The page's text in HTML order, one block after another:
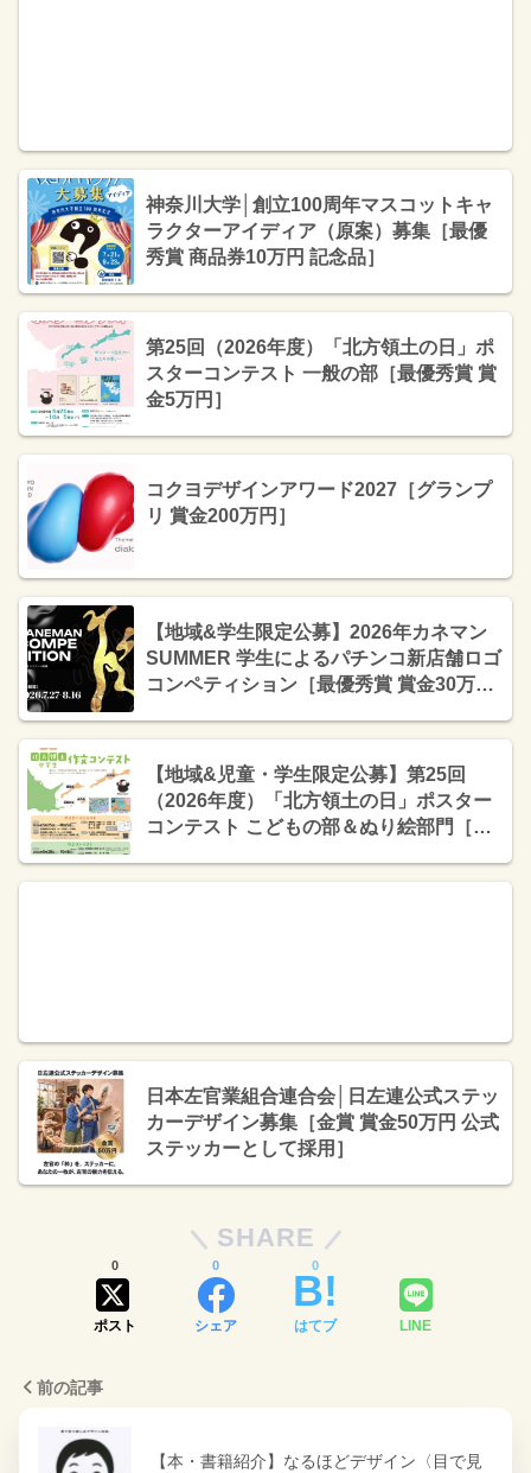
神奈川大学│創立100周年マスコットキャ
ラクターアイディア（原案）募集［最優
秀賞 商品券10万円 記念品］
第25回（2026年度）「北方領土の日」ポ
スターコンテスト 一般の部［最優秀賞 賞
金5万円］
コクヨデザインアワード2027［グランプ
リ 賞金200万円］
【地域&学生限定公募】2026年カネマン
SUMMER 学生によるパチンコ新店舗ロゴ
コンペティション［最優秀賞 賞金30万
【地域&児童・学生限定公募】第25回
（2026年度）「北方領土の日」ポスター
コンテスト こどもの部＆ぬり絵部門［こ
カード］
日本左官業組合連合会│日左連公式ステッ
カーデザイン募集［金賞 賞金50万円 公式
ステッカーとして採用］
SHARE
ポスト
0
シェア
0
はてブ
0
LINE
前の記事
【本・書籍紹介】なるほどデザイン〈目で見